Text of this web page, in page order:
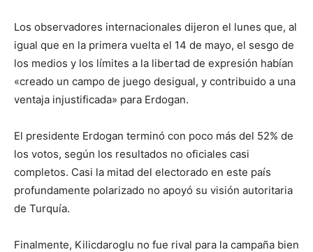
Los observadores internacionales dijeron el lunes que, al
igual que en la primera vuelta el 14 de mayo, el sesgo de
los medios y los límites a la libertad de expresión habían
«creado un campo de juego desigual, y contribuido a una
ventaja injustificada» para Erdogan.
El presidente Erdogan terminó con poco más del 52% de
los votos, según los resultados no oficiales casi
completos. Casi la mitad del electorado en este país
profundamente polarizado no apoyó su visión autoritaria
de Turquía.
Finalmente, Kilicdaroglu no fue rival para la campaña bien